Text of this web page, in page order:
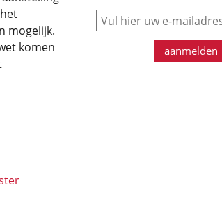
mogelijk.
komen
e-mail
aanmelden